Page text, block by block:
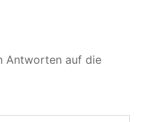
Antworten auf die